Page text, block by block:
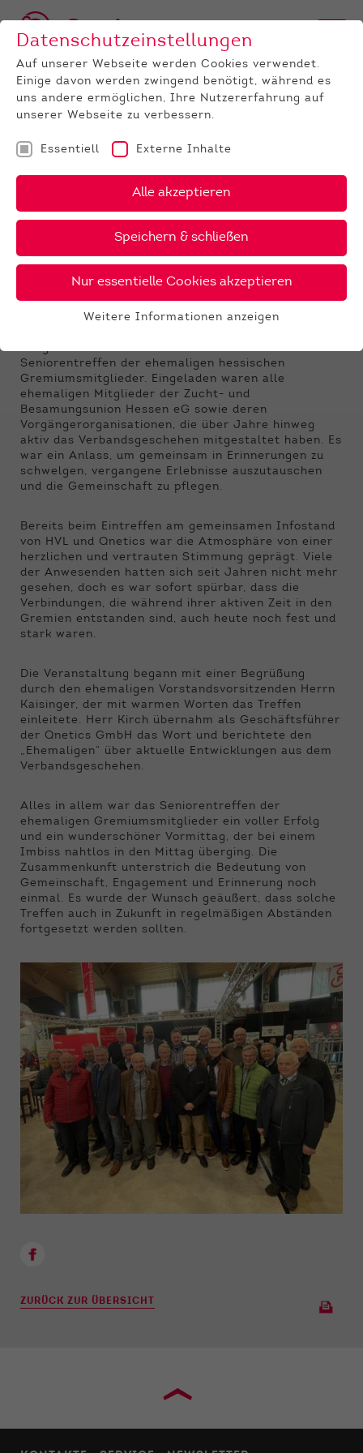
UNTERNEHMEN News
Treffen der ehemaligen
hessischen
Gremiumsmitglieder auf HeLa
ein ganz besonderes Treffen statt: Das
Seniorentreffen der ehemaligen hessischen
Gremiumsmitglieder. Eingeladen waren alle
ehemaligen Mitglieder der Zucht- und
Besamungsunion Hessen eG sowie deren
Vorgängerorganisationen, die über Jahre hinweg
aktiv das Verbandsgeschehen mitgestaltet haben. Es
war ein Anlass, um gemeinsam in Erinnerungen zu
schwelgen, vergangene Erlebnisse auszutauschen
und die Gemeinschaft zu pflegen.
Bereits beim Eintreffen am gemeinsamen Infostand
von HVL und Qnetics war die Atmosphäre von einer
herzlichen und vertrauten Stimmung geprägt. Viele
der Anwesenden hatten sich seit Jahren nicht mehr
gesehen, doch es war sofort spürbar, dass die
Verbindungen, die während ihrer aktiven Zeit in den
Gremien entstanden sind, auch heute noch fest und
stark waren.
Die Veranstaltung begann mit einer Begrüßung
durch den ehemaligen Vorstandsvorsitzenden Herrn
Kaisinger, der mit warmen Worten das Treffen
einleitete. Herr Kirch übernahm als Geschäftsführer
der Qnetics GmbH das Wort und berichtete den
„Ehemaligen“ über aktuelle Entwicklungen aus dem
Verbandsgeschehen.
Alles in allem war das Seniorentreffen der
ehemaligen Gremiumsmitglieder ein voller Erfolg
und ein wunderschöner Vormittag, der bei einem
Imbiss nahtlos in den Mittag überging. Die
Zusammenkunft unterstrich die Bedeutung von
Gemeinschaft, Engagement und Erinnerung noch
einmal. Es wurde der Wunsch geäußert, dass solche
Treffen auch in Zukunft in regelmäßigen Abständen
fortgesetzt werden sollten.
ZURÜCK ZUR ÜBERSICHT
›
Datenschutzeinstellungen
Auf unserer Webseite werden Cookies verwendet.
Einige davon werden zwingend benötigt, während es
uns andere ermöglichen, Ihre Nutzererfahrung auf
unserer Webseite zu verbessern.
Essentiell Externe Inhalte
Alle akzeptieren
Speichern & schließen
Nur essentielle Cookies akzeptieren
Funktionen der Webseite benötigt. Dadurch ist
gewährleistet, dass die Webseite einwandfrei
funktioniert.
Name cookie_optin
Anbieter Qnetics
Zweck Cookie Einstellungen speichern
Cookie-Informationen anzeigen
Externe Inhalte
anzubieten.
Weitere Informationen anzeigen